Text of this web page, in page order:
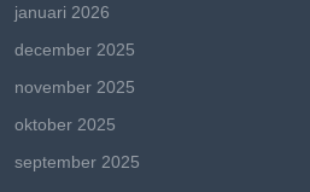
januari 2026
december 2025
november 2025
oktober 2025
september 2025